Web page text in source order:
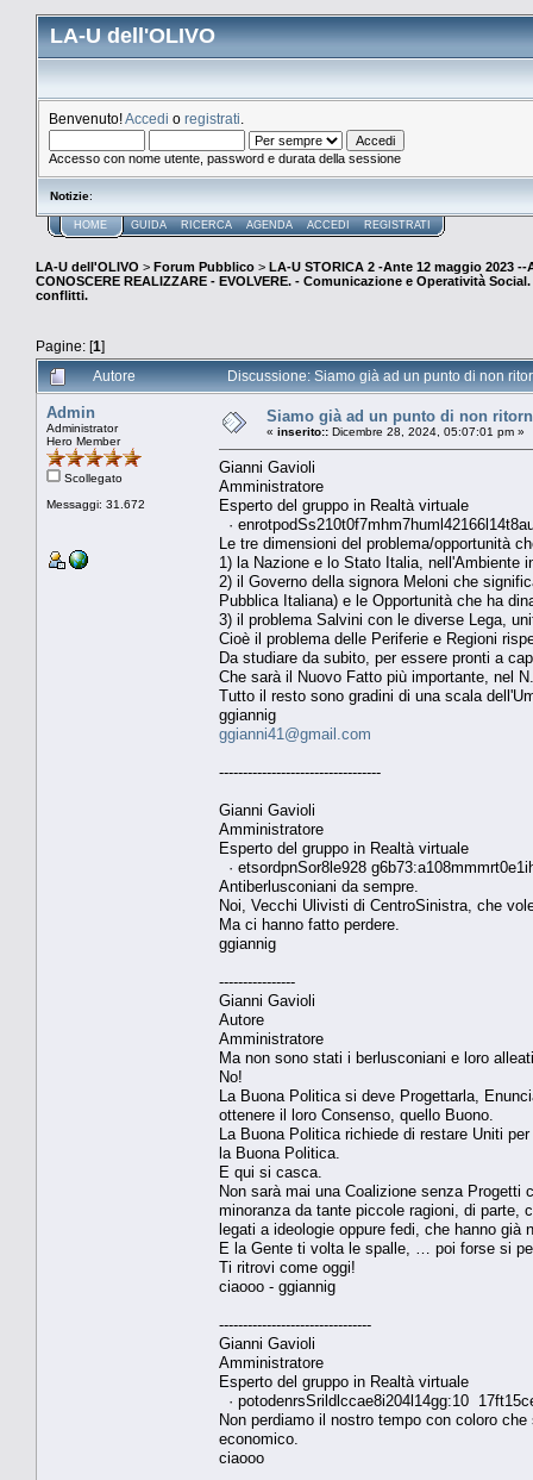
LA-U dell'OLIVO
Benvenuto!Accedi o registrati
Accesso con nome utente, password e durata della sessione
Notizie:
HOME GUIDA RICERCA AGENDA ACCEDI REGISTRATI
LA-U dell'OLIVO > Forum Pubblico > LA-U STORICA 2 -Ante 12 maggio 2023 --
CONOSCERE REALIZZARE - EVOLVERE. - Comunicazione e Operatività
conflitti.
Pagine: [1]
Autore
Discussione: Siamo già ad un punto di non
Admin
Administrator
Hero Member
Scollegato
Messaggi: 31.672
Siamo già ad un punto di non
« inserito:: Dicembre 28, 2024, 05:07:01 pm »
Gianni Gavioli
Amministratore
Esperto del gruppo in Realtà virtuale
·
Le tre dimensioni del problema/opportunità
1) la Nazione e lo Stato Italia, nell'Ambiente
2) il Governo della signora Meloni che
Pubblica Italiana) e le Opportunità che ha
3) il problema Salvini con le diverse Lega,
Cioè il problema delle Periferie e Regioni
Da studiare da subito, per essere pronti a
Che sarà il Nuovo Fatto più importante, nel
Tutto il resto sono gradini di una scala
ggiannig
ggianni41@gmail.com
----------------------------------
Gianni Gavioli
Amministratore
Esperto del gruppo in Realtà virtuale
· etsordpnSor8le928
Antiberlusconiani da sempre.
Noi, Vecchi Ulivisti di CentroSinistra, che
Ma ci hanno fatto perdere.
ggiannig
----------------
Gianni Gavioli
Autore
Amministratore
Ma non sono stati i berlusconiani e loro
No!
La Buona Politica si deve Progettarla,
ottenere il loro Consenso, quello Buono.
La Buona Politica richiede di restare Uniti
la Buona Politica.
E qui si casca.
Non sarà mai una Coalizione senza
minoranza da tante piccole ragioni, di parte,
legati a ideologie oppure fedi, che hanno già
E la Gente ti volta le spalle, … poi forse si
Ti ritrovi come oggi!
ciaooo - ggiannig
--------------------------------
Gianni Gavioli
Amministratore
Esperto del gruppo in Realtà virtuale
· potodenrsSrildlccae8i204l14gg:10
Non perdiamo il nostro tempo con coloro
economico.
ciaooo